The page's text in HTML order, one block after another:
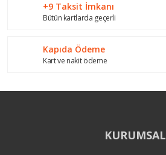
+9 Taksit İmkanı
Bütün kartlarda geçerli
Kapıda Ödeme
Kart ve nakit ödeme
KURUMSAL